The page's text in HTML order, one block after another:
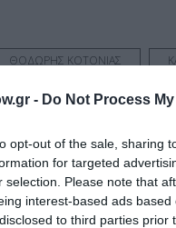
- Do Not Process
opt-out of the sale, sharing
for targeted
selection. Please note that
interest-based ads
to third parties
ΘΟΔΩΡΗΣ ΚΟΤΟΝΙΑΣ
και τον Πολιτισμό!